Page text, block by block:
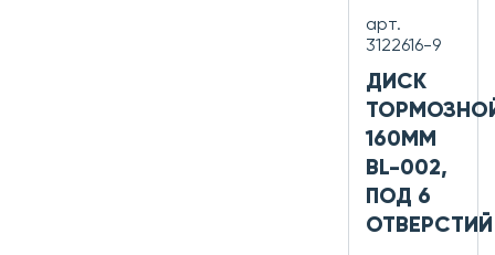
арт.
3122616-9
ДИСК
160ММ
BL-002,
ПОД 6
ОТВЕРСТИЙ